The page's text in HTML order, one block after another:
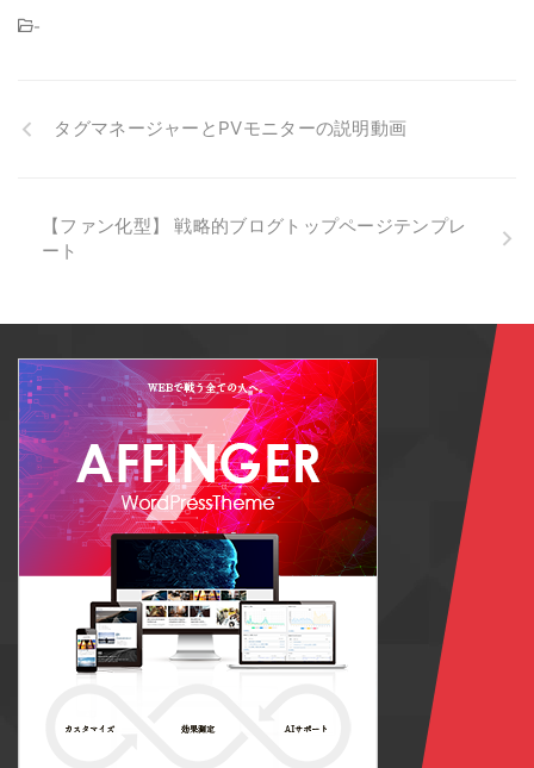
-
タグマネージャーとPVモニターの説明動画
【ファン化型】 戦略的ブログトップページテンプレ
ート